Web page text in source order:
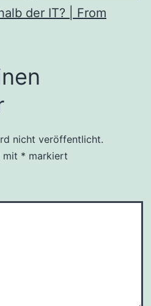
der IT? | From
nicht veröffentlicht.
mit * markiert